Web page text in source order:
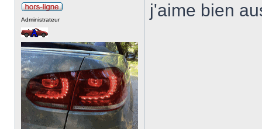
Administrateur j'aime bien